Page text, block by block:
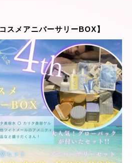
メアニバーサリーBOX】